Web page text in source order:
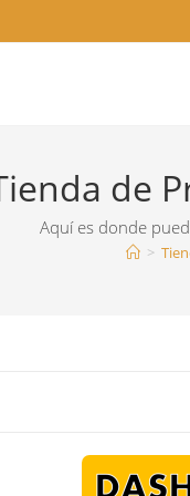
de
Aquí es donde
>